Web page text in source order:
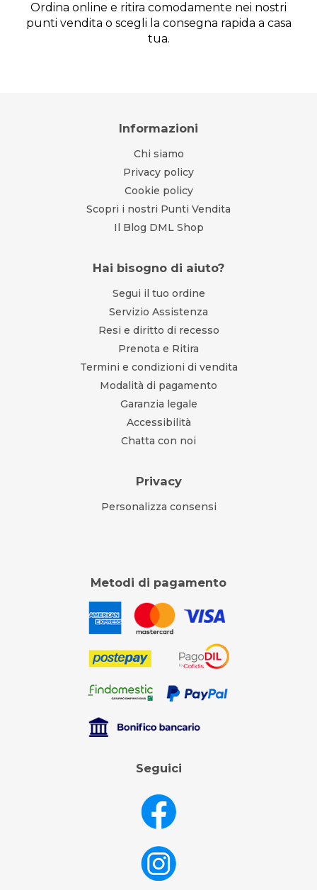
Ordina online e ritira comodamente nei nostri
punti vendita o scegli la consegna rapida a casa
tua.
Informazioni
Chi siamo
Privacy policy
Cookie policy
Scopri i nostri Punti Vendita
Il Blog DML Shop
Hai bisogno di aiuto?
Segui il tuo ordine
Servizio Assistenza
Resi e diritto di recesso
Prenota e Ritira
Termini e condizioni di vendita
Modalità di pagamento
Garanzia legale
Accessibilità
Chatta con noi
Privacy
Personalizza consensi
Metodi di pagamento
Seguici